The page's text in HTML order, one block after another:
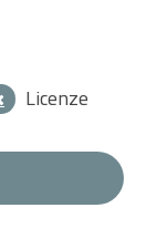
Licenze